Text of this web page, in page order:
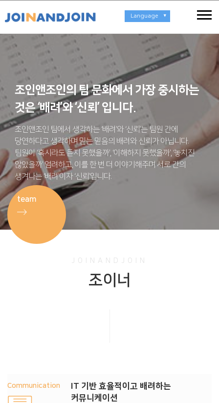
Language
조인앤조인의 팀 문화에서 가장 중시하는
것은‘배려’와 ‘신뢰’ 입니다.
조인앤조인 팀에서 생각하는 ‘배려’와 ‘신뢰’는 팀원 간에
당연하다고 생각하며 믿는 믿음의 배려와 신뢰가 아닙니다.
팀원이 ‘혹시라도 듣지 못했을까’, ‘이해하지 못했을까’, ‘놓치진
않았을까’ 염려하고, 이를 한 번 더 이야기해주며 서로 간의
생겨나는 ‘배려’이자 ‘신뢰’입니다.
본문
영역
team
JOINANDJOIN
조이너
Communication
IT 기반 효율적이고 배려하는
커뮤니케이션